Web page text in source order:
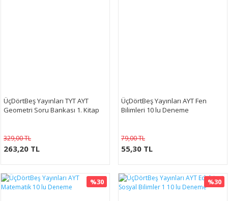
ÜçDörtBeş Yayınları TYT AYT
Geometri Soru Bankası 1. Kitap
329,00 TL
263,20 TL
ÜçDörtBeş Yayınları AYT Fen
Bilimleri 10 lu Deneme
79,00 TL
55,30 TL
%30 %30